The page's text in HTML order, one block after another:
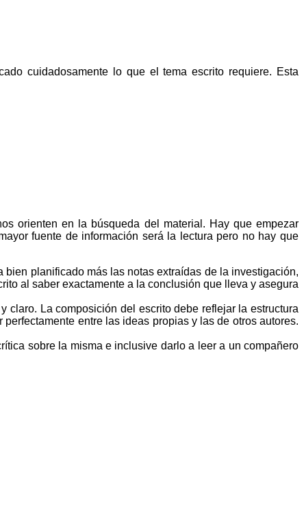
cuidadosamente lo que el tema escrito requiere. Esta
orienten en la búsqueda del material. Hay que empezar
fuente de información será la lectura pero no hay que
planificado más las notas extraídas de la investigación,
al saber exactamente a la conclusión que lleva y asegura
claro. La composición del escrito debe reflejar la estructura
entre las ideas propias y las de otros autores.
sobre la misma e inclusive darlo a leer a un compañero